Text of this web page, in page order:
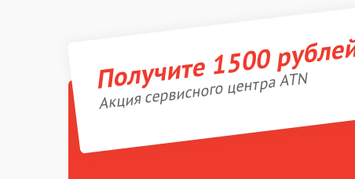
Получите 1500
Акция сервисного центра ATN